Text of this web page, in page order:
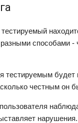
способами
тестируемым
честным